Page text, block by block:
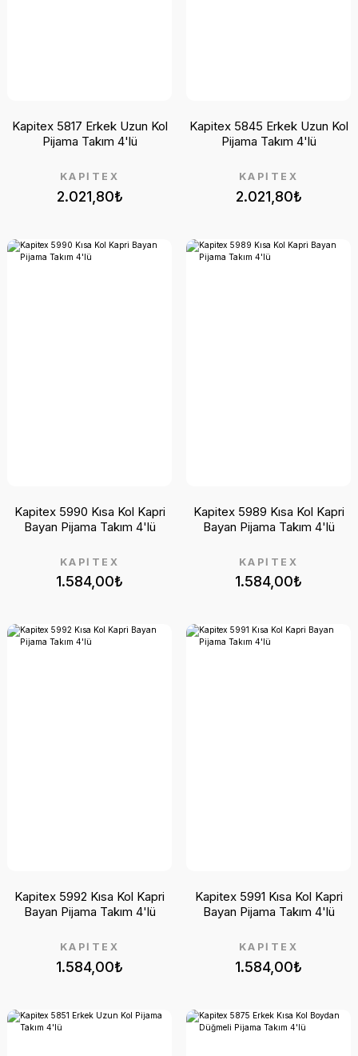
2.021,80₺
KAPİTEX
Kapitex 5817 Erkek Uzun Kol
Pijama Takım 4'lü
2.021,80₺
KAPİTEX
Kapitex 5845 Erkek Uzun Kol
Pijama Takım 4'lü
1.584,00₺
KAPİTEX
Kapitex 5990 Kısa Kol Kapri
Bayan Pijama Takım 4'lü
1.584,00₺
KAPİTEX
Kapitex 5989 Kısa Kol Kapri
Bayan Pijama Takım 4'lü
1.584,00₺
KAPİTEX
Kapitex 5992 Kısa Kol Kapri
Bayan Pijama Takım 4'lü
1.584,00₺
KAPİTEX
Kapitex 5991 Kısa Kol Kapri
Bayan Pijama Takım 4'lü